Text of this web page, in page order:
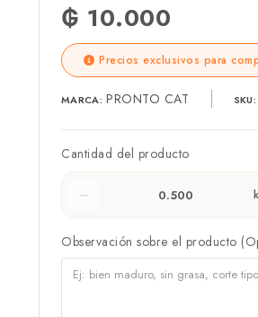
₲ 10.000
Precios exclusivos para
MARCA: PRONTO CAT SKU:
Cantidad del producto
Observación sobre el producto